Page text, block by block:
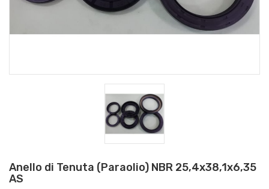
Anello di Tenuta (Paraolio) NBR 25,4x38,1x6,35
AS